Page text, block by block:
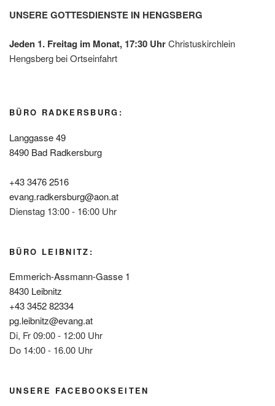
UNSERE GOTTESDIENSTE IN HENGSBERG
Jeden 1. Freitag im Monat, 17:30 UhrChristuskirchlein
Hengsberg bei Ortseinfahrt
BÜRO RADKERSBURG:
Langgasse 49
8490 Bad Radkersburg
+43 3476 2516
evang.radkersburg@aon.at
Dienstag 13:00 - 16:00 Uhr
BÜRO LEIBNITZ:
Emmerich-Assmann-Gasse 1
8430 Leibnitz
+43 3452 82334
pg.leibnitz@evang.at
Di, Fr 09:00 - 12:00 Uhr
Do 14:00 - 16.00 Uhr
UNSERE FACEBOOKSEITEN